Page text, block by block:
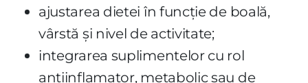
ajustarea dietei în funcție de boală,
vârstă și nivel de activitate;
integrarea suplimentelor cu rol
antiinflamator, metabolic sau de